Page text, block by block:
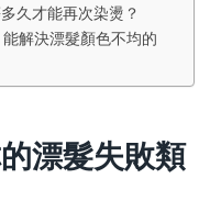
久才能再次染燙？
解決漂髮顏色不均的
漂髮失敗類